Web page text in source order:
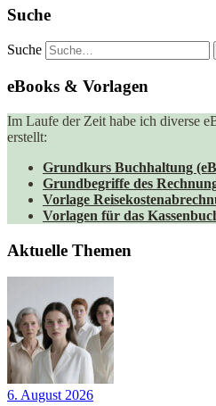
Suche
Suche
eBooks & Vorlagen
Im Laufe der Zeit habe ich diverse
erstellt:
Grundkurs Buchhaltung
Grundbegriffe des
Vorlage
Vorlagen für das
Aktuelle Themen
6. August 2026